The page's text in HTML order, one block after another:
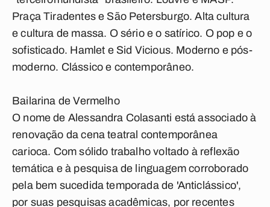
Praça Tiradentes e São Petersburgo. Alta cultura
e cultura de massa. O sério e o satírico. O pop e o
sofisticado. Hamlet e Sid Vicious. Moderno e pós-
moderno. Clássico e contemporâneo.
Bailarina de Vermelho
O nome de Alessandra Colasanti está associado à
renovação da cena teatral contemporânea
carioca. Com sólido trabalho voltado à reflexão
temática e à pesquisa de linguagem corroborado
pela bem sucedida temporada de 'Anticlássico',
por suas pesquisas acadêmicas, por recentes